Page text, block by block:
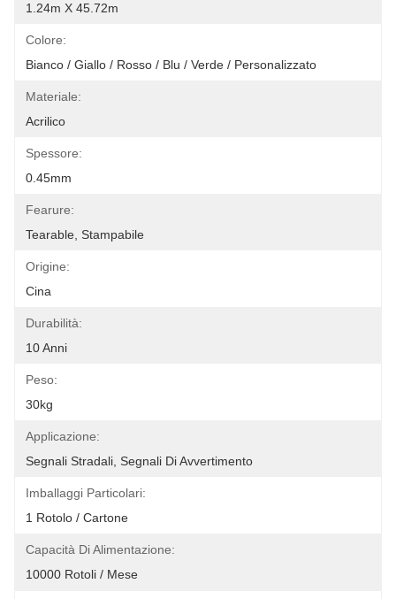
1.24m X 45.72m
Colore:
Bianco / Giallo / Rosso / Blu / Verde / Personalizzato
Materiale:
Acrilico
Spessore:
0.45mm
Fearure:
Tearable, Stampabile
Origine:
Cina
Durabilità:
10 Anni
Peso:
30kg
Applicazione:
Segnali Stradali, Segnali Di Avvertimento
Imballaggi Particolari:
1 Rotolo / Cartone
Capacità Di Alimentazione:
10000 Rotoli / Mese